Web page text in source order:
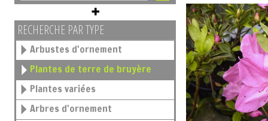
RECHERCHE PAR TYPE
Arbustes d'ornement
Plantes de terre de bruyère
Plantes variées
Arbres d'ornement